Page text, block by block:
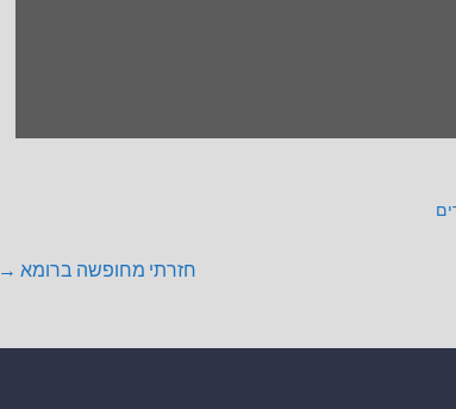
חזרתי מחופשה ברומא →